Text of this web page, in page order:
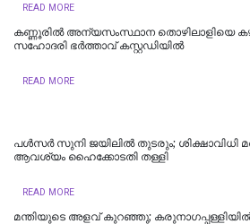
READ MORE
കണ്ണൂരിൽ അന്യസംസ്ഥാന തൊഴിലാളിയെ
സഹോദരി ഭർത്താവ് കസ്റ്റഡിയിൽ
READ MORE
പള്‍സര്‍ സുനി ജയിലില്‍ തുടരും; ശിക്ഷാവിധി
ആവശ്യം ഹൈക്കോടതി തള്ളി
READ MORE
മന്തിയുടെ അളവ് കുറഞ്ഞു;